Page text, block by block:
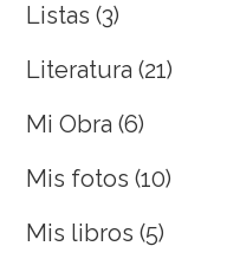
Listas (3)
Literatura (21)
Mi Obra (6)
Mis fotos (10)
Mis libros (5)